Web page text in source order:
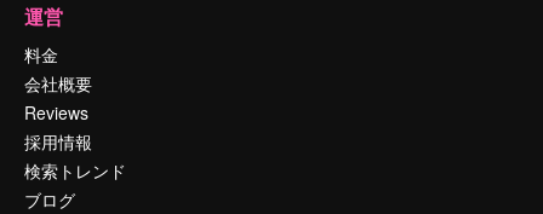
運営
料金
会社概要
Reviews
採用情報
検索トレンド
ブログ